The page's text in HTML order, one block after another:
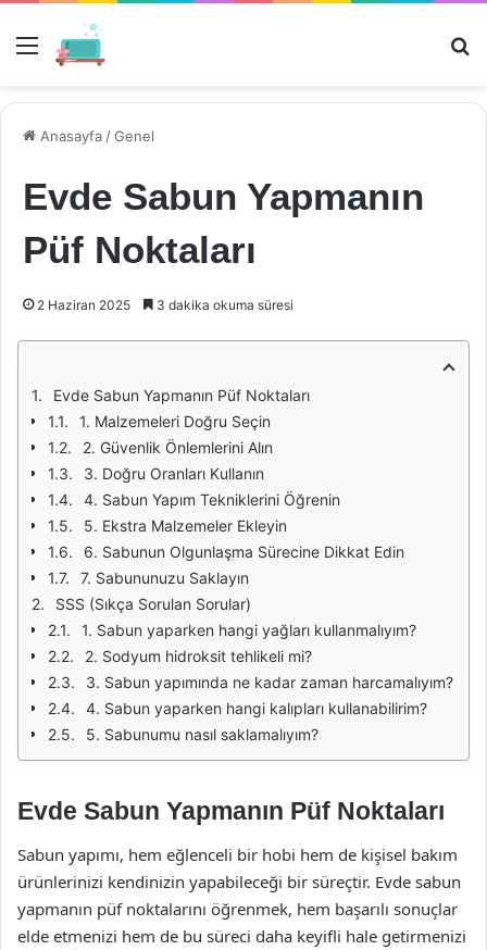
Menü
Anasayfa /Genel
Evde Sabun Yapmanın
Püf Noktaları
2 Haziran 2025 3 dakika okuma süresi
Evde Sabun Yapmanın Püf Noktaları
1. Malzemeleri Doğru Seçin
2. Güvenlik Önlemlerini Alın
3. Doğru Oranları Kullanın
4. Sabun Yapım Tekniklerini Öğrenin
5. Ekstra Malzemeler Ekleyin
6. Sabunun Olgunlaşma Sürecine Dikkat Edin
7. Sabununuzu Saklayın
SSS (Sıkça Sorulan Sorular)
1. Sabun yaparken hangi yağları kullanmalıyım?
2. Sodyum hidroksit tehlikeli mi?
3. Sabun yapımında ne kadar zaman harcamalıyım?
4. Sabun yaparken hangi kalıpları kullanabilirim?
5. Sabunumu nasıl saklamalıyım?
Evde Sabun Yapmanın Püf Noktaları
Sabun yapımı, hem eğlenceli bir hobi hem de kişisel bakım
ürünlerinizi kendinizin yapabileceği bir süreçtir. Evde sabun
yapmanın püf noktalarını öğrenmek, hem başarılı sonuçlar
elde etmenizi hem de bu süreci daha keyifli hale getirmenizi